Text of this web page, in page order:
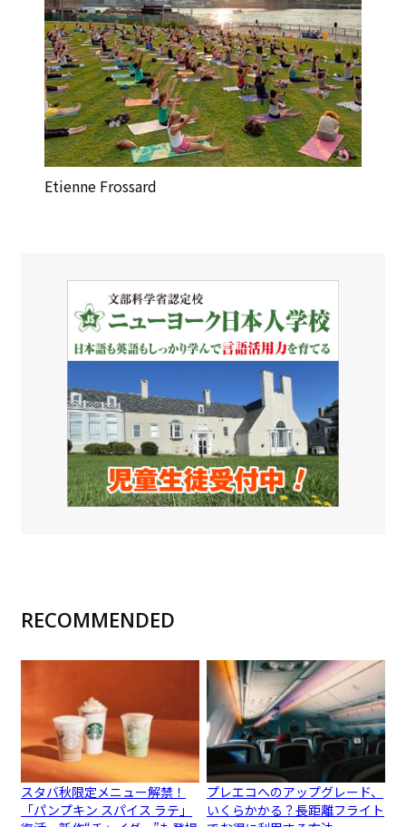
Etienne Frossard
RECOMMENDED
スタバ秋限定メニュー解禁！
「パンプキン スパイス ラテ」
プレエコへのアップグレード、
いくらかかる？長距離フライト